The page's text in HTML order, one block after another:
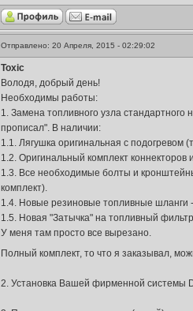
Отправлено: 20 Апреля, 2015 - 02:29:02
Toxic
Володя, добрый день!
Необходимы работы:
1. Замена топливного узла стандартного
прописал". В наличии:
1.1. Лягушка оригинальная с подогревом
1.2. Оригинальный комплект
1.3. Все необходимые болты и
комплект).
1.4. Новые резиновые топливные шланги
1.5. Новая "Затычка" на топливный
У меня там просто все вырезано.
Полный комплект, то что я заказывал,
2. Установка Вашей фирменной системы